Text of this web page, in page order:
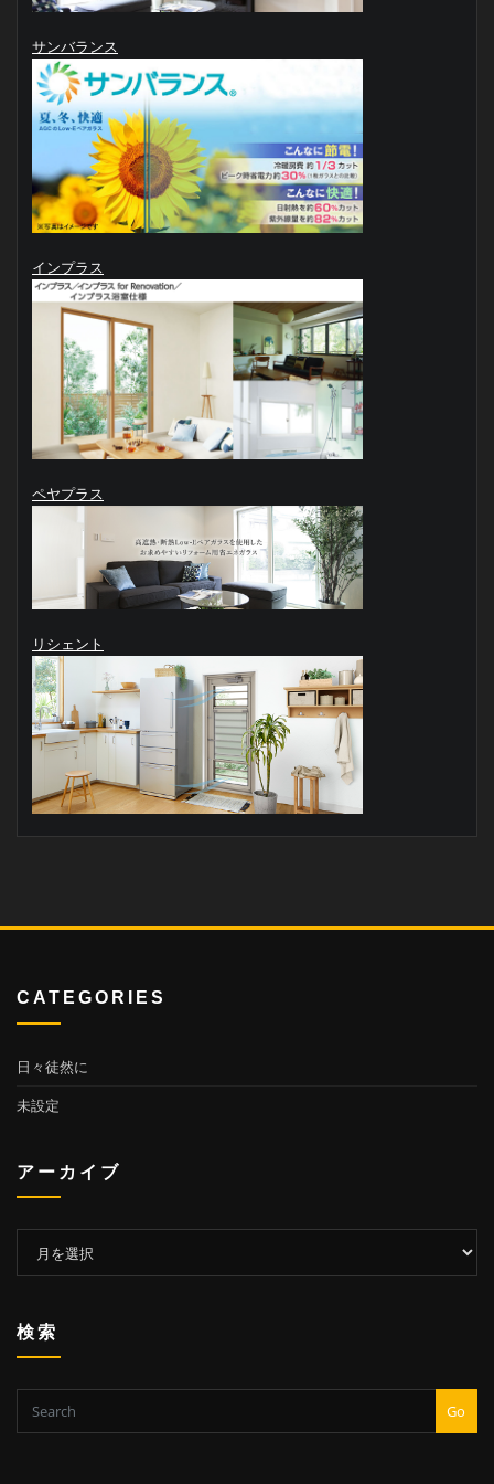
サンバランス
インプラス
ペヤプラス
リシェント
CATEGORIES
日々徒然に
未設定
アーカイブ
ブ
検索
Go